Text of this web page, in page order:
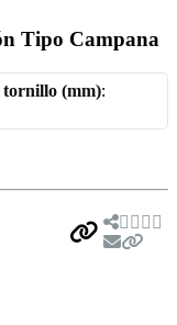
Tipo Campana
(mm):